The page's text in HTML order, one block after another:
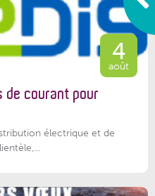
4
août
de courant pour
électrique et de